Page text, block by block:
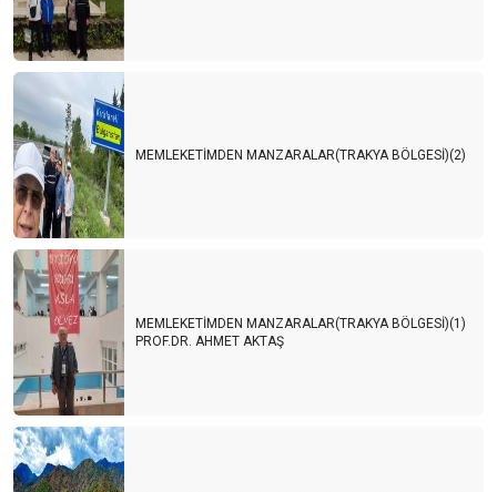
MEMLEKETİMDEN MANZARALAR(TRAKYA BÖLGESİ)(2)
MEMLEKETİMDEN MANZARALAR(TRAKYA BÖLGESİ)(1)
PROF.DR. AHMET AKTAŞ